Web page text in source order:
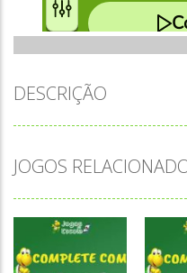
DESCRIÇÃO
JOGOS